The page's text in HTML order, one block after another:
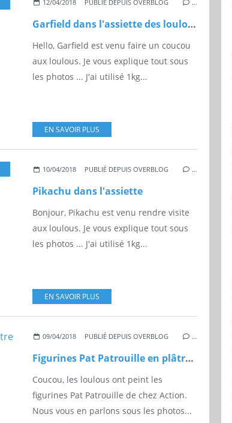
12/04/2018 PUBLIÉ DEPUIS OVERBLOG …
Garfield dans l'assiette des loulous
Hello, Garfield est venu faire un coucou
aux loulous. Je vous explique tout sous
les photos ... J'ai utilisé 1kg...
EN SAVOIR PLUS
10/04/2018 PUBLIÉ DEPUIS OVERBLOG …
Pikachu dans l'assiette
Bonjour, Pikachu est venu rendre visite
aux loulous. Je vous explique tout sous
les photos ... J'ai utilisé 1kg...
EN SAVOIR PLUS
09/04/2018 PUBLIÉ DEPUIS OVERBLOG …
Figurines Pat Patrouille en plâtre Action
Coucou, les loulous ont peint les
figurines Pat Patrouille de chez Action.
Nous vous en parlons sous les photos...